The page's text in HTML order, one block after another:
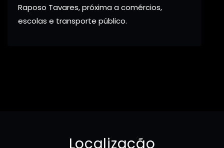
Raposo Tavares, próxima a comércios,
escolas e transporte público.
Localização